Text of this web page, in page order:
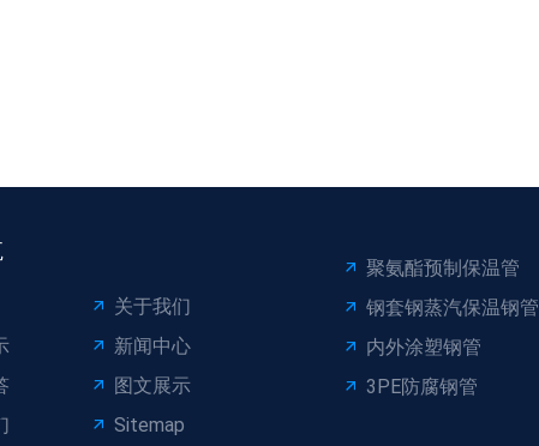
关于我们
新闻中心
图文展示
Sitemap
聚氨酯预制保温管
钢套钢蒸汽保温钢管
内外涂塑钢管
3PE防腐钢管